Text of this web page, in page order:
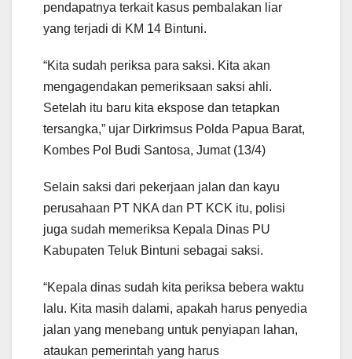
pendapatnya terkait kasus pembalakan liar
yang terjadi di KM 14 Bintuni.
“Kita sudah periksa para saksi. Kita akan
mengagendakan pemeriksaan saksi ahli.
Setelah itu baru kita ekspose dan tetapkan
tersangka,” ujar Dirkrimsus Polda Papua Barat,
Kombes Pol Budi Santosa, Jumat (13/4)
Selain saksi dari pekerjaan jalan dan kayu
perusahaan PT NKA dan PT KCK itu, polisi
juga sudah memeriksa Kepala Dinas PU
Kabupaten Teluk Bintuni sebagai saksi.
“Kepala dinas sudah kita periksa bebera waktu
lalu. Kita masih dalami, apakah harus penyedia
jalan yang menebang untuk penyiapan lahan,
ataukan pemerintah yang harus